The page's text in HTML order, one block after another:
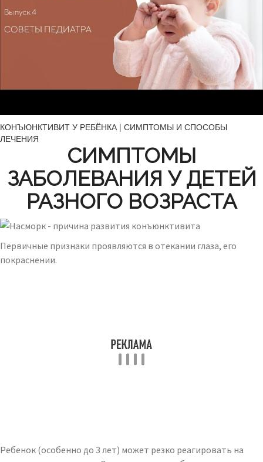
КОНЪЮНКТИВИТ У РЕБЁНКА | СИМПТОМЫ И СПОСОБЫ
ЛЕЧЕНИЯ
СИМПТОМЫ
ЗАБОЛЕВАНИЯ У ДЕТЕЙ
РАЗНОГО ВОЗРАСТА
Первичные признаки проявляются в отекании глаза, его
покраснении.
Ребенок (особенно до 3 лет) может резко реагировать на